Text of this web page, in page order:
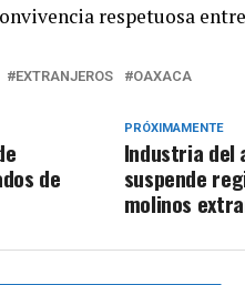
respetuosa
EXTRANJEROS OAXACA
PRÓXIMAMENTE
Industria del
suspende
molinos
de